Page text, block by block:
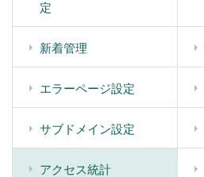
定
新着管理
エラーページ設定
サブドメイン設定
アクセス統計